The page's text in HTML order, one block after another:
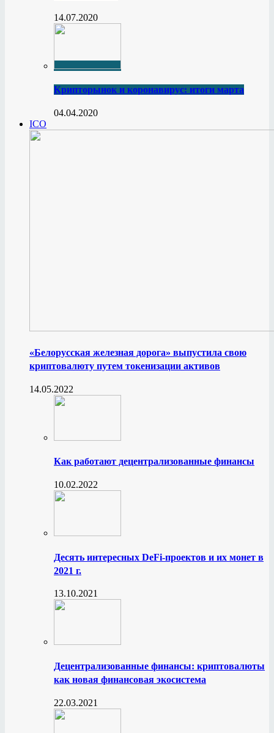
14.07.2020
Крипторынок и коронавирус: итоги марта
04.04.2020
ICO
«Белорусская железная дорога» выпустила свою
криптовалюту путем токенизации активов
14.05.2022
Как работают децентрализованные финансы
10.02.2022
Десять интересных DeFi-проектов и их монет в
2021 г.
13.10.2021
Децентрализованные финансы: криптовалюты
как новая финансовая экосистема
22.03.2021